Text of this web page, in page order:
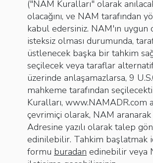
("NAM Kuralları" olarak
olacağını, ve NAM tarafından
kabul edersiniz. NAM'ın uygun
isteksiz olması durumunda,
üstlenecek başka bir tahkim
seçilecek veya taraflar
üzerinde anlaşamazlarsa, 9
mahkeme tarafından
Kuralları, www.NAMADR.com
çevrimiçi olarak, NAM
Adresine yazılı olarak talep
edinilebilir. Tahkim başlatmak
formu buradan edinebilir veya